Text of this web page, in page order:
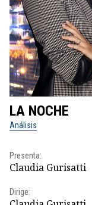
LA NOCHE
Análisis
Presenta:
Claudia Gurisatti
Dirige: